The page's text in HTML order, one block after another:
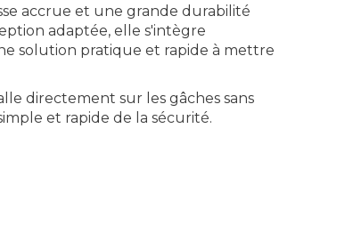
accrue et une grande durabilité
adaptée, elle s'intègre
solution pratique et rapide à mettre
directement sur les gâches sans
et rapide de la sécurité.